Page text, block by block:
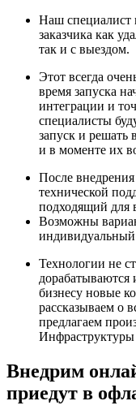
Наш специалист
заказчика как
так и с выездом.
Этот всегда
время запуска
интеграции и
специалисты
запуск и
и в моменте их
После
технической
подходящий для
Возможны
индивидуальный
Технологии не
дорабатываются
бизнесу новые
рассказываем о
предлагаем
Внедрим
приедут в